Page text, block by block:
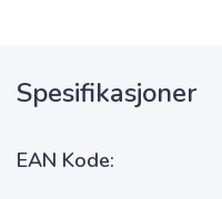
Spesifikasjoner
EAN Kode